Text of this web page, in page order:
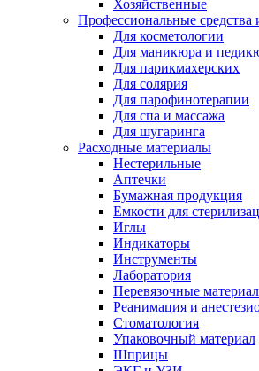
Хозяйственные
Профессиональные средства
Для косметологии
Для маникюра и
Для парикмахерских
Для солярия
Для парофинотерапии
Для спа и массажа
Для шугаринга
Расходные материалы
Нестерильные
Аптечки
Бумажная продукция
Емкости для
Иглы
Индикаторы
Инструменты
Лаборатория
Перевязочные
Реанимация и
Стоматология
Упаковочный материал
Шприцы